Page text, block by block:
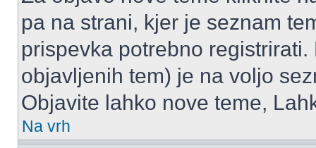
pa na strani, kjer je seznam
prispevka potrebno
objavljenih tem) je na voljo
Objavite lahko nove teme,
Na vrh